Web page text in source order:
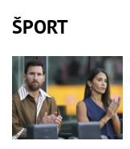
ŠPORT